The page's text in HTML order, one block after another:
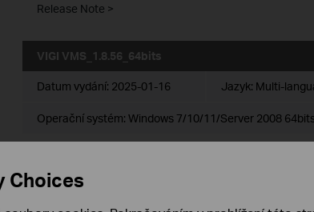
Release Note >
VIGI VMS_1.8.56_64bits
Datum vydání: 2025-01-16 Jazyk: Multi-
Operační systém: Windows 7/10/11/Server 2008
Choices